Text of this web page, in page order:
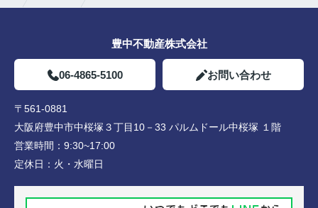
豊中不動産株式会社
06-4865-5100 お問い合わせ
〒561-0881
大阪府豊中市中桜塚３丁目10－33 パルムドール中桜塚 １階
営業時間： 9:30~17:00
定休日： 火・水曜日